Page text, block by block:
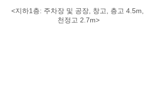
<지하1층: 주차장 및 공장, 창고, 층고 4.5m,
천정고 2.7m>